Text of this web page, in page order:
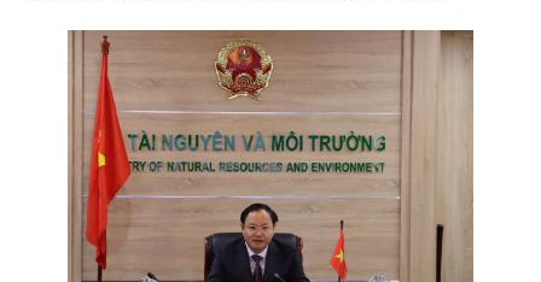
Điều khoản sử dụng Theo dõi MST: Góp ý
Cơ quan chủ quản: Bộ Khoa học và Công nghệ (MST)
Chịu trách nhiệm nội dung: Nguyễn Thị Hải Hằng
Giám đốc Trung tâm Truyền thông Khoa học và Công nghệ.
Địa chỉ: Ban Biên tập Cổng TTĐT - 18 Nguyễn Du, TP. Hà Nội
Điện thoại: 024 3936 9506
stc@mst.gov.vn